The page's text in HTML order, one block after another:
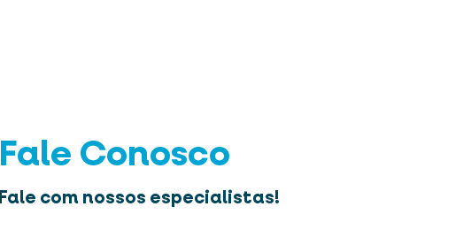
Fale Conosco
Fale com nossos especialistas!